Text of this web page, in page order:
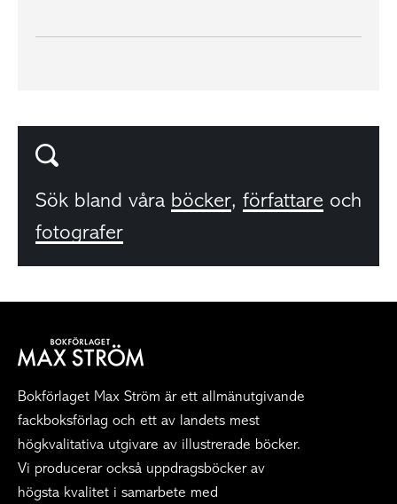
Sök bland våra böcker, författare och
fotografer
Bokförlaget Max Ström är ett allmänutgivande
fackboksförlag och ett av landets mest
högkvalitativa utgivare av illustrerade böcker.
Vi producerar också uppdragsböcker av
högsta kvalitet i samarbete med